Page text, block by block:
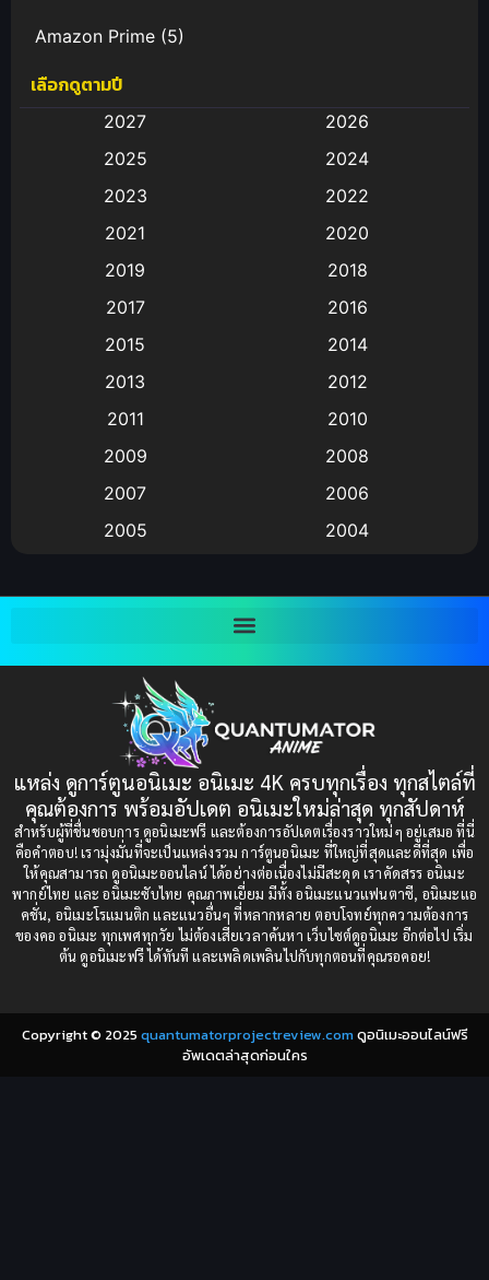
Amazon Prime (5)
Anal (ประตูหลัง)
Animation การ์ตูน
Animation อนิเมะ
Animation แอนิเมชัน
(9)
Big tits (นมใหญ่)
Bitch (ผู้หญิงร่าน)
Bondage (ทาส)(1)
(1)
Censored (เซ็นเซอร์)(19)
Comedy (ตลก)(85)
Comedy (ตลก)(235)
Comic Book การ์ตูน(1)
Coming-of-Age ก้าวผ่านวัย(6)
เลือกดูตามปี
2027
2026
2025
2024
2023
2022
2021
2020
2019
2018
2017
2016
2015
2014
2013
2012
2011
2010
2009
2008
2007
2006
2005
2004
2001
2000
1997
1993
1991
1989
1988
1987
1985
1984
1983
1982
1981
1980
1979
แหล่ง ดูการ์ตูนอนิเมะ อนิเมะ 4K ครบทุกเรื่อง ทุกสไตล์ที่
คุณต้องการ พร้อมอัปเดต อนิเมะใหม่ล่าสุด ทุกสัปดาห์
สำหรับผู้ที่ชื่นชอบการ ดูอนิเมะฟรี และต้องการอัปเดตเรื่องราวใหม่ๆ อยู่เสมอ ที่นี่
คือคำตอบ! เรามุ่งมั่นที่จะเป็นแหล่งรวม การ์ตูนอนิเมะ ที่ใหญ่ที่สุดและดีที่สุด เพื่อ
ให้คุณสามารถ ดูอนิเมะออนไลน์ ได้อย่างต่อเนื่องไม่มีสะดุด เราคัดสรร อนิเมะ
พากย์ไทย และ อนิเมะซับไทย คุณภาพเยี่ยม มีทั้ง อนิเมะแนวแฟนตาซี, อนิเมะแอ
คชั่น, อนิเมะโรแมนติก และแนวอื่นๆ ที่หลากหลาย ตอบโจทย์ทุกความต้องการ
ของคอ อนิเมะ ทุกเพศทุกวัย ไม่ต้องเสียเวลาค้นหา เว็บไซต์ดูอนิเมะ อีกต่อไป เริ่ม
ต้น ดูอนิเมะฟรี ได้ทันที และเพลิดเพลินไปกับทุกตอนที่คุณรอคอย!
Copyright © 2025 quantumatorprojectreview.comดูอนิเมะออนไลน์ฟรี
อัพเดตล่าสุดก่อนใคร